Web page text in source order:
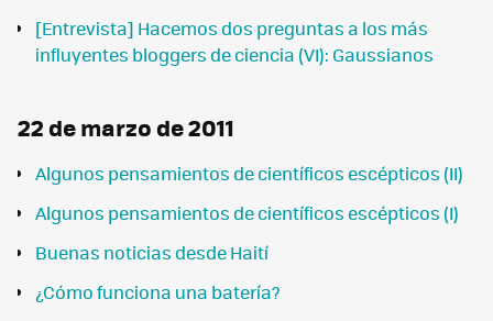
[Entrevista] Hacemos dos preguntas a los más
influyentes bloggers de ciencia (VI): Gaussianos
22 de marzo de 2011
Algunos pensamientos de científicos escépticos (II)
Algunos pensamientos de científicos escépticos (I)
Buenas noticias desde Haití
¿Cómo funciona una batería?